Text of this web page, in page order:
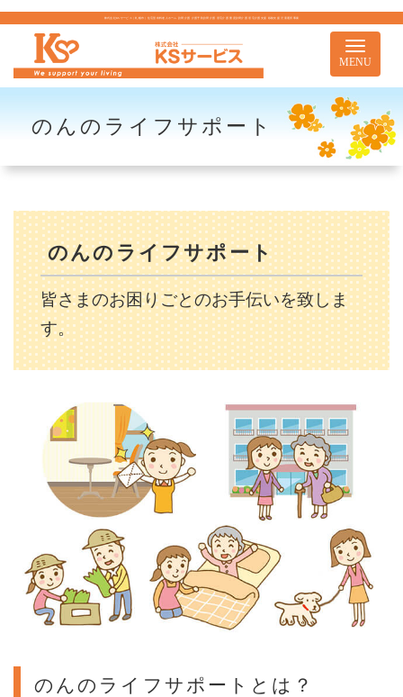
株式会社KSサービス｜札幌市｜住宅型有料老人ホーム 訪問介護 介護予防訪問介護 居宅介護 重度訪問介護 居宅介護支援 移動支援 児童通所事業
Toggle
MENU
のんのライフサポート
のんのライフサポート
皆さまのお困りごとのお手伝いを致しま
す。
のんのライフサポートとは？